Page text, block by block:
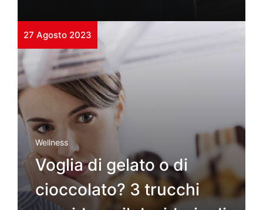
27 Agosto 2023
Wellness
Voglia di gelato o di
cioccolato? 3 trucchi